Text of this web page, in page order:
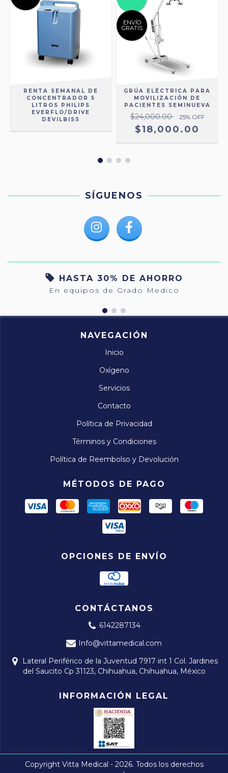
RENTA SEMANAL DE
CONCENTRADOR 5
LITROS PHILIPS
EVERFLO/DRIVE
DEVILBISS
ENVÍO
GRATIS
GRÚA ELÉCTRICA PARA
MOVILIZACIÓN DE
PACIENTES SEMINUEVA
$24,000.00 25% OFF
$18,000.00
SÍGUENOS
HASTA 30% DE AHORRO
En equipos de Grado Medico
NAVEGACIÓN
Inicio
Oxígeno
Servicios
Contacto
Política de Privacidad
Términos y Condiciones
Política de Reembolso y Devolución
MÉTODOS DE PAGO
OPCIONES DE ENVÍO
CONTÁCTANOS
6142287134
Info@vittamedical.com
Lateral Periférico de la Juventud 7917 int 1 Col. Jardines
del Saucito Cp 31123, Chihuahua, Chihuahua, México
INFORMACIÓN LEGAL
Copyright Vitta Medical - 2026. Todos los derechos